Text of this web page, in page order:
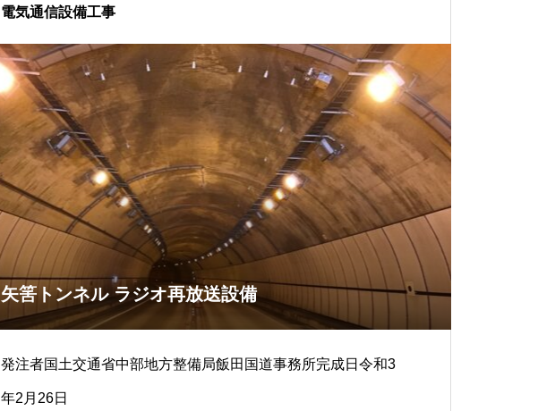
電気通信設備工事
矢筈トンネル ラジオ再放送設備
発注者国土交通省中部地方整備局飯田国道事務所完成日令和3
年2月26日